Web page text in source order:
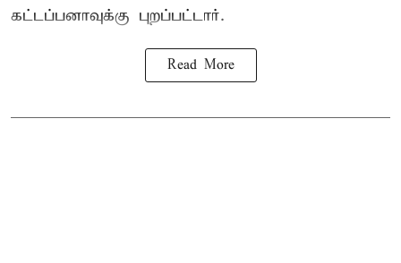
கட்டப்பனாவுக்கு புறப்பட்டார்.
Read More